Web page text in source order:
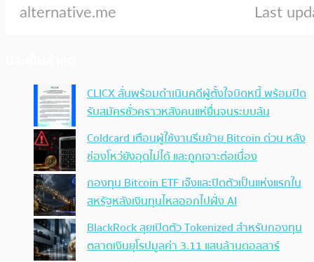
CLICX ลั่นพร้อมดำเนินคดีผู้ตั้งใจบิดหนี้ พร้อมปิด
รับสมัครชั่วคราวหลังคนแห่ยื่นจนระบบล้น
Coldcard เตือนผู้ใช้งานรีบย้าย Bitcoin ด่วน หลัง
ช่องโหว่ยังอุดไม่ได้ และถูกเจาะต่อเนื่อง
กองทุน Bitcoin ETF เจ๊งและปิดตัวเป็นแห่งแรกใน
สหรัฐหลังเงินทุนไหลออกไปฝั่ง AI
BlackRock ลุยเปิดตัว Tokenized สำหรับกองทุน
ตลาดเงินยุโรปมูลค่า 3.11 แสนล้านดอลลาร์